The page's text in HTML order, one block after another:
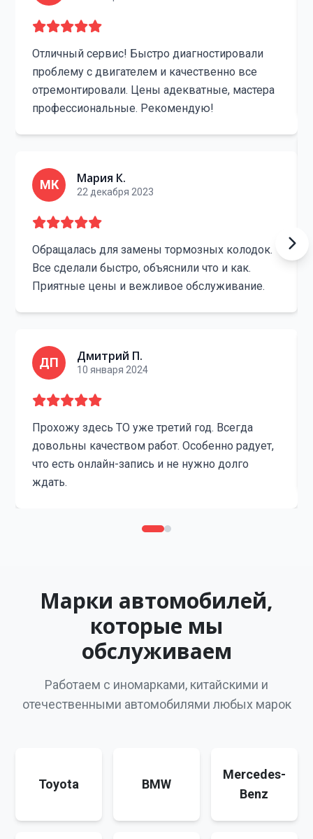
Отличный сервис! Быстро диагностировали
проблему с двигателем и качественно все
отремонтировали. Цены адекватные, мастера
профессиональные. Рекомендую!
МК Мария К.
22 декабря 2023
Обращалась для замены тормозных колодок.
Все сделали быстро, объяснили что и как.
Приятные цены и вежливое обслуживание.
ДП Дмитрий П.
10 января 2024
Прохожу здесь ТО уже третий год. Всегда
довольны качеством работ. Особенно радует,
что есть онлайн-запись и не нужно долго
ждать.
Марки автомобилей,
которые мы
обслуживаем
Работаем с иномарками, китайскими и
отечественными автомобилями любых марок
Toyota BMW
Mercedes-
Benz